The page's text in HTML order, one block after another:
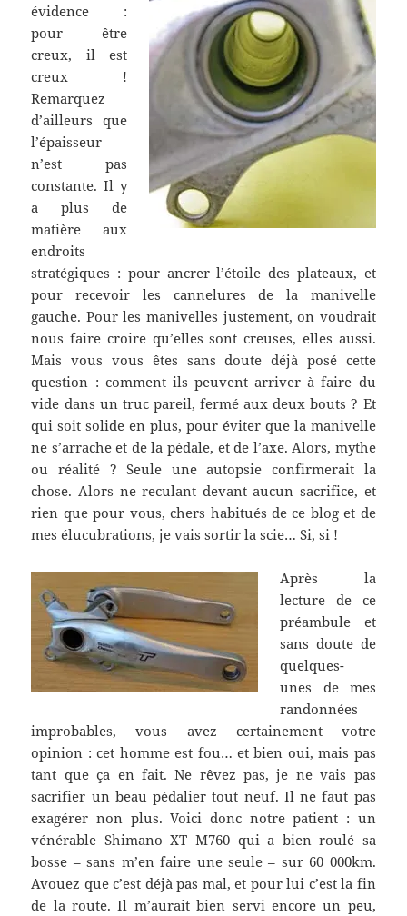
évidence :
pour être
creux, il est
creux !
Remarquez
d’ailleurs que
l’épaisseur
n’est pas
constante. Il y
a plus de
matière aux
endroits
stratégiques : pour ancrer l’étoile des plateaux, et
pour recevoir les cannelures de la manivelle
gauche. Pour les manivelles justement, on voudrait
nous faire croire qu’elles sont creuses, elles aussi.
Mais vous vous êtes sans doute déjà posé cette
question : comment ils peuvent arriver à faire du
vide dans un truc pareil, fermé aux deux bouts ? Et
qui soit solide en plus, pour éviter que la manivelle
ne s’arrache et de la pédale, et de l’axe. Alors, mythe
ou réalité ? Seule une autopsie confirmerait la
chose. Alors ne reculant devant aucun sacrifice, et
rien que pour vous, chers habitués de ce blog et de
mes élucubrations, je vais sortir la scie… Si, si !
Après la
lecture de ce
préambule et
sans doute de
quelques-
unes de mes
randonnées
improbables, vous avez certainement votre
opinion : cet homme est fou… et bien oui, mais pas
tant que ça en fait. Ne rêvez pas, je ne vais pas
sacrifier un beau pédalier tout neuf. Il ne faut pas
exagérer non plus. Voici donc notre patient : un
vénérable Shimano XT M760 qui a bien roulé sa
bosse – sans m’en faire une seule – sur 60 000km.
Avouez que c’est déjà pas mal, et pour lui c’est la fin
de la route. Il m’aurait bien servi encore un peu,